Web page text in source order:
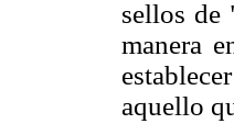
sellos de
manera
aquello